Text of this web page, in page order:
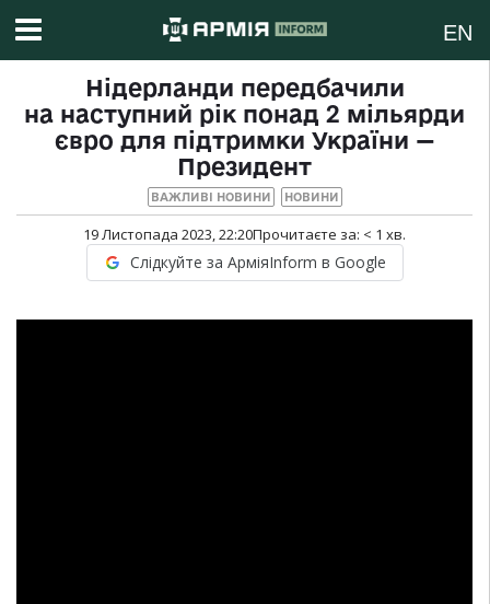
EN
Нідерланди передбачили
на наступний рік понад 2 мільярди
євро для підтримки України —
Президент
ВАЖЛИВІ НОВИНИ НОВИНИ
19 Листопада 2023, 22:20Прочитаєте за: < 1 хв.
Слідкуйте за АрміяInform в Google